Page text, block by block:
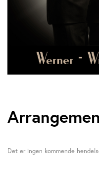
Det er ingen kommende